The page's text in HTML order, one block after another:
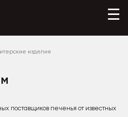
☰
изделия
поставщиков печенья от известных